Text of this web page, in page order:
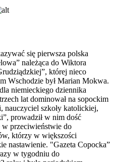
się pierwsza polska
należąca do Wiktora
której nieco
Wschodzie był Marian Mokwa.
niemieckiego dziennika
lat dominował na sopockim
szkoły katolickiej,
prowadził w nim dość
przeciwieństwie do
którzy w większości
nastawienie. "Gazeta Copocka”
w tygodniu do